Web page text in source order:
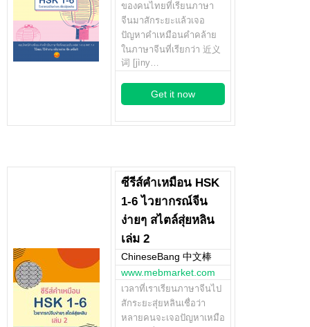
ของคนไทยที่เรียนภาษา
จีนมาสักระยะแล้วเจอ
ปัญหาคำเหมือนคำคล้าย
ในภาษาจีนที่เรียกว่า 近义
词 [jìny…
Get it now
ซีรีส์คำเหมือน HSK
1-6 ไวยากรณ์จีน
ง่ายๆ สไตล์สุ่ยหลิน
เล่ม 2
ChineseBang 中文棒
www.mebmarket.com
เวลาที่เราเรียนภาษาจีนไป
สักระยะสุ่ยหลินเชื่อว่า
หลายคนจะเจอปัญหาเหมือ